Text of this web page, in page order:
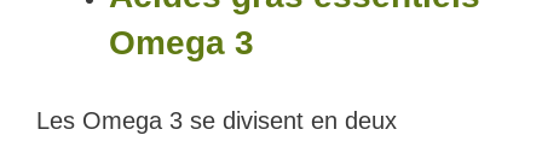
Omega 3
Les Omega 3 se divisent en deux